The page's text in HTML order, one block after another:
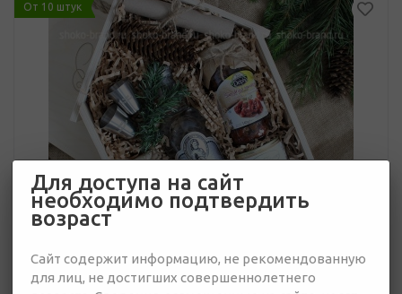
От 10 штук
Для доступа на сайт
необходимо подтвердить
возраст
Сайт содержит информацию, не рекомендованную
для лиц, не достигших совершеннолетнего